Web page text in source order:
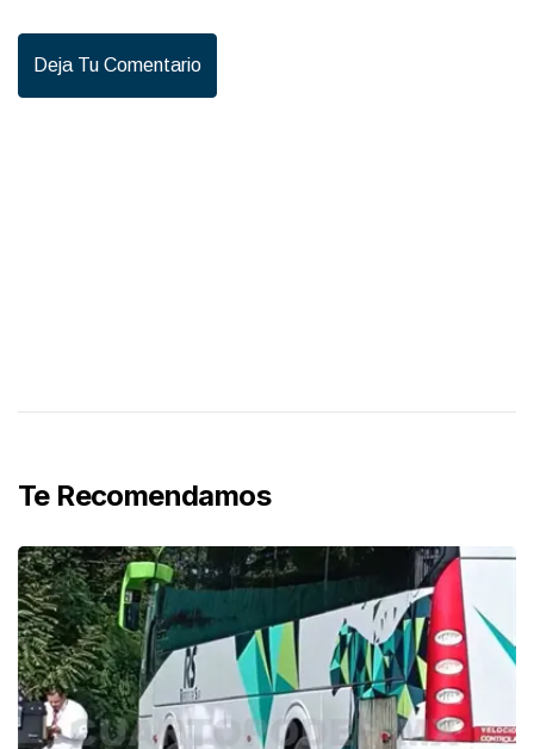
Deja Tu Comentario
Te Recomendamos